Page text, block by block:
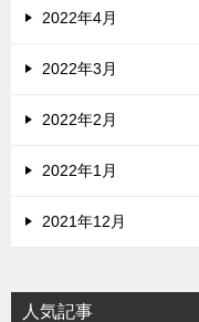
2022年4月
2022年3月
2022年2月
2022年1月
2021年12月
人気記事